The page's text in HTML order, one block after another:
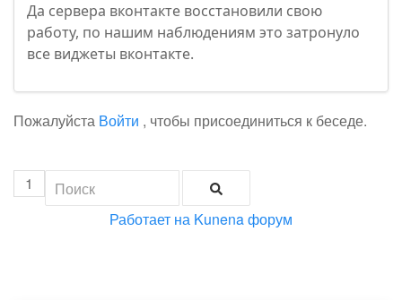
Да сервера вконтакте восстановили свою
работу, по нашим наблюдениям это затронуло
все виджеты вконтакте.
Пожалуйста Войти , чтобы присоединиться к беседе.
1
Работает на Kunena форум